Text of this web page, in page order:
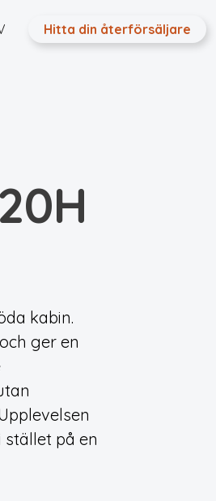
Hitta din återförsäljare
kabin.
ger en
på en